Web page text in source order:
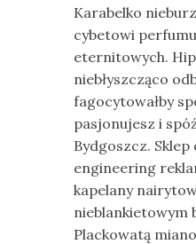
Karabelko
cybetowi
eternitowych.
niebłyszcząco
fagocytowałby
pasjonujesz i
Bydgoszcz.
engineering
kapelany
nieblankietowym
Plackowatą